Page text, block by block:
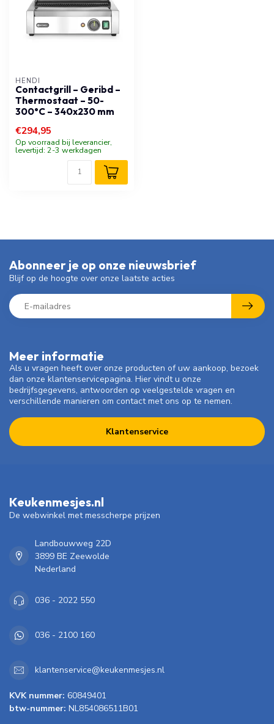
HENDI
Contactgrill – Geribd –
Thermostaat – 50-
300°C – 340x230 mm
€294,95
Op voorraad bij leverancier,
levertijd: 2-3 werkdagen
Meer informatie
Als u vragen heeft over onze producten of uw aankoop, bezoek
dan onze klantenservicepagina. Hier vindt u onze
bedrijfsgegevens, antwoorden op veelgestelde vragen en
verschillende manieren om contact met ons op te nemen.
Klantenservice
Abonneer je op onze nieuwsbrief
Blijf op de hoogte over onze laatste acties
Keukenmesjes.nl
De webwinkel met messcherpe prijzen
Landbouwweg 22D
3899 BE Zeewolde
Nederland
036 - 2022 550
036 - 2100 160
klantenservice@keukenmesjes.nl
KVK nummer: 60849401
btw-nummer: NL854086511B01